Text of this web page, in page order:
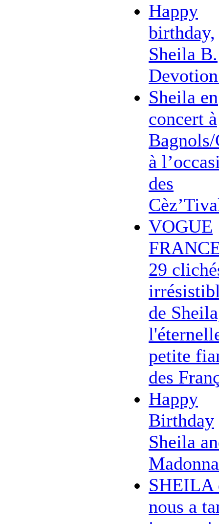
Happy
birthday,
Sheila B.
Sheila en
concert à
Bagnols/
à
des
VOGUE
29
de
petite
des
Happy
Birthday
Sheila
Madonna
SHEILA
nous a